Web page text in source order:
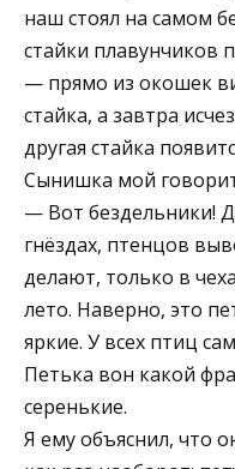
наш стоял на самом
стайки плавунчиков
— прямо из окошек
стайка, а завтра
другая стайка
Сынишка мой
— Вот бездельники!
гнёздах, птенцов
делают, только в
лето. Наверно, это
яркие. У всех птиц
Петька вон какой
серенькие.
Я ему объяснил, что